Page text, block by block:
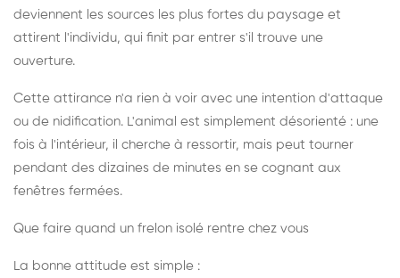
deviennent les sources les plus fortes du paysage et
attirent l'individu, qui finit par entrer s'il trouve une
ouverture.
Cette attirance n'a rien à voir avec une intention d'attaque
ou de nidification. L'animal est simplement désorienté : une
fois à l'intérieur, il cherche à ressortir, mais peut tourner
pendant des dizaines de minutes en se cognant aux
fenêtres fermées.
Que faire quand un frelon isolé rentre chez vous
La bonne attitude est simple :